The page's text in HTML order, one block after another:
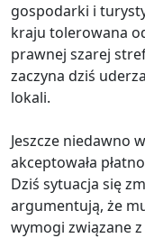
gospodarki i
kraju tolerowana
prawnej szarej
zaczyna dziś
lokali.
Jeszcze niedawno
akceptowała
Dziś sytuacja się
argumentują, że
wymogi związane